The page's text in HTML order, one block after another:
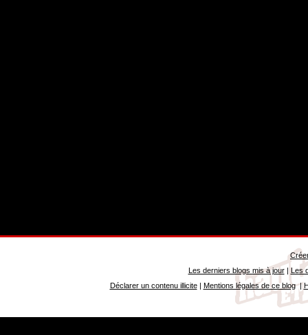
Les derniers blogs mis à jour| Les
Déclarer un contenu illicite| Mentions légales de ce blog|